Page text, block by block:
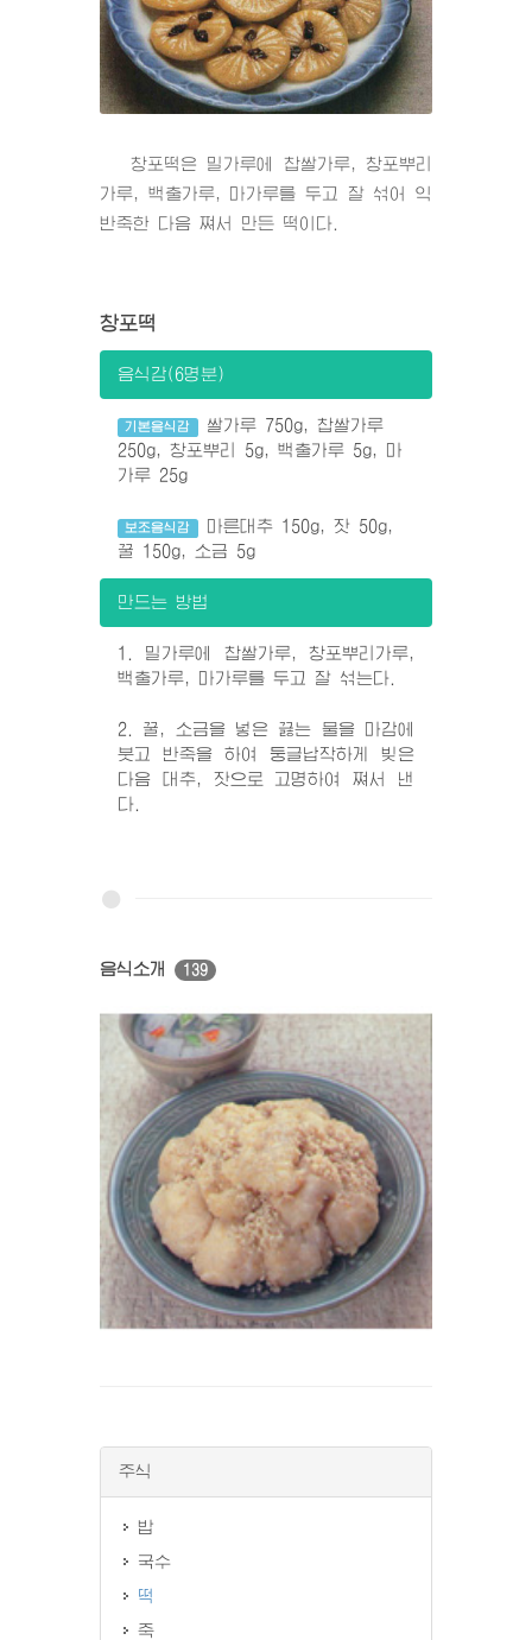
창포떡은 밀가루에 찹쌀가루, 창포뿌리
가루, 백출가루, 마가루를 두고 잘 섞어 익
반죽한 다음 쪄서 만든 떡이다.
창포떡
음식감(6명분)
기본음식감
쌀가루 750g, 찹쌀가루
250g, 창포뿌리 5g, 백출가루 5g, 마
가루 25g
보조음식감
마른대추 150g, 잣 50g,
꿀 150g, 소금 5g
만드는 방법
1. 밀가루에 찹쌀가루, 창포뿌리가루,
백출가루, 마가루를 두고 잘 섞는다.
2. 꿀, 소금을 넣은 끓는 물을 마감에
붓고 반죽을 하여 둥글납작하게 빚은
다음 대추, 잣으로 고명하여 쪄서 낸
다.
음식소개 139
주식
밥
국수
떡
죽